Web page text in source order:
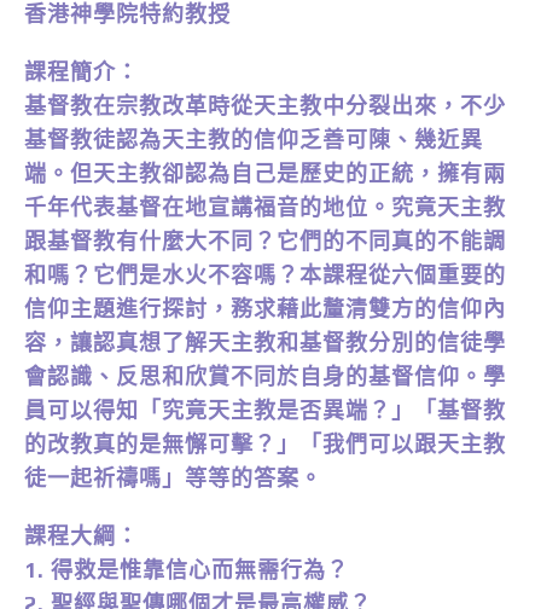
香港神學院特約教授
課程簡介：
基督教在宗教改革時從天主教中分裂出來，不少
基督教徒認為天主教的信仰乏善可陳、幾近異
端。但天主教卻認為自己是歷史的正統，擁有兩
千年代表基督在地宣講福音的地位。究竟天主教
跟基督教有什麼大不同？它們的不同真的不能調
和嗎？它們是水火不容嗎？本課程從六個重要的
信仰主題進行探討，務求藉此釐清雙方的信仰內
容，讓認真想了解天主教和基督教分別的信徒學
會認識、反思和欣賞不同於自身的基督信仰。學
員可以得知「究竟天主教是否異端？」「基督教
的改教真的是無懈可擊？」「我們可以跟天主教
徒一起祈禱嗎」等等的答案。
課程大綱：
1. 得救是惟靠信心而無需行為？
2. 聖經與聖傳哪個才是最高權威？